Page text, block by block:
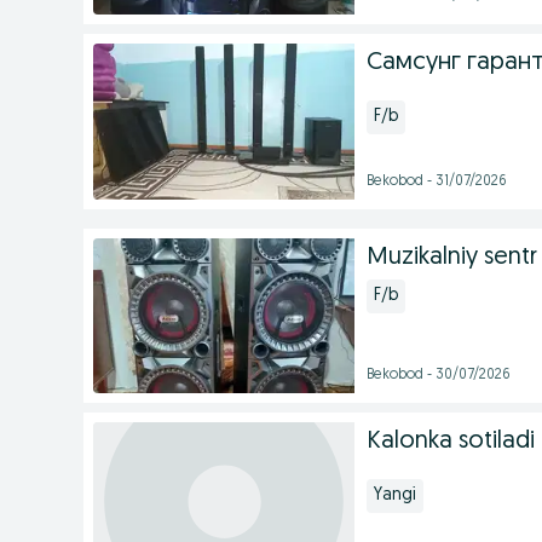
Самсунг
F/b
Bekobod - 31/07/2026
Muzikalniy sentr
F/b
Bekobod - 30/07/2026
Kalonka sotiladi
Yangi